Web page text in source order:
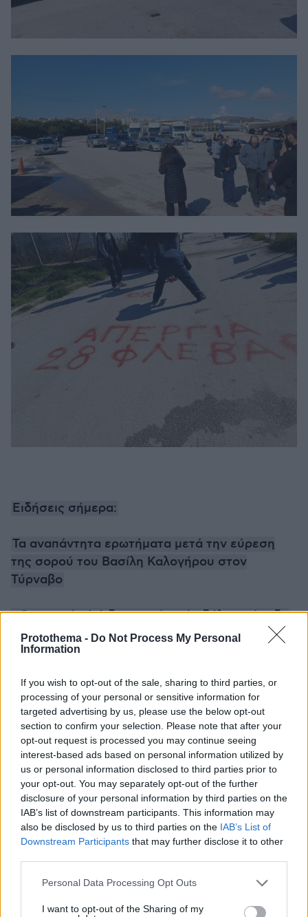
Protothema - Do Not Process My Personal
Information
If you wish to opt-out of the sale, sharing to third parties, or
processing of your personal or sensitive information for
targeted advertising by us, please use the below opt-out
section to confirm your selection. Please note that after your
opt-out request is processed you may continue seeing
interest-based ads based on personal information utilized by
us or personal information disclosed to third parties prior to
your opt-out. You may separately opt-out of the further
disclosure of your personal information by third parties on the
IAB’s list of downstream participants. This information may
also be disclosed by us to third parties on the IAB’s List of
Downstream Participants that may further disclose it to other
Please note that this website/app uses one or more Google
not limited to your visit or usage behaviour. You may click to
Personal Data Processing Opt Outs
I want to opt-out of the Sharing of my
Ειδήσεις σήμερα:
Τα αναπάντητα ερωτήματα μετά την εύρεση
της σορού του Βασίλη Καλογήρου στον
Τύρναβο
«Θησαυρό» 6,6 δισ. ευρώ από αδήλωτα έσοδα
αποκάλυψε η διασύνδεση POS και ταμειακών -
Ποιοι κέρδιζαν και έκρυβαν
Βίντεο: Πήγε στην Κόκκινη Παραλία που είναι
κλειστή μετά τους σεισμούς και είπε στους
πυροσβέστες «είμαι YouTuber, ήρθα να ελέγξω
την κατάσταση»
Σχετικά Άρθρα
Ακολουθήστε τοprotothema.gr στο Google News
και μάθετε πρώτοι όλες τις ειδήσεις
Δείτε όλες τις τελευταίες Ειδήσεις
από την Ελλάδα